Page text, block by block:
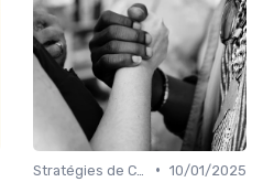
• 10/01/2025